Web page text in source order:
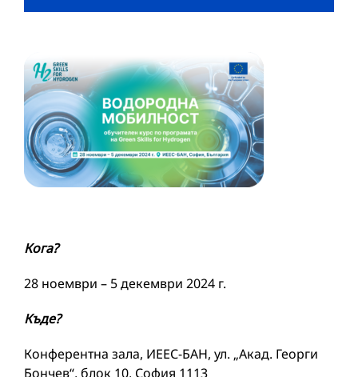
Кога?
28 ноември – 5 декември 2024 г.
Къде?
Конферентна зала, ИЕЕС-БАН, ул. „Акад. Георги
Бончев“, блок 10, София 1113